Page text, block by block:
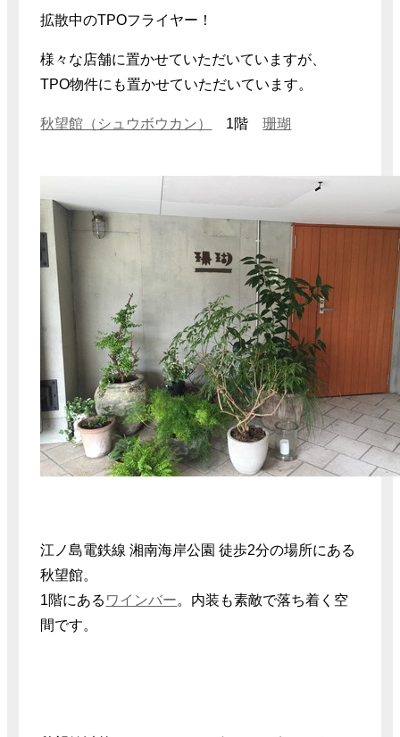
拡散中のTPOフライヤー！
様々な店舗に置かせていただいていますが、
TPO物件にも置かせていただいています。
秋望館（シュウボウカン） 1階珊瑚
江ノ島電鉄線 湘南海岸公園 徒歩2分の場所にある
秋望館。
1階にある ワインバー。内装も素敵で落ち着く空
間です。